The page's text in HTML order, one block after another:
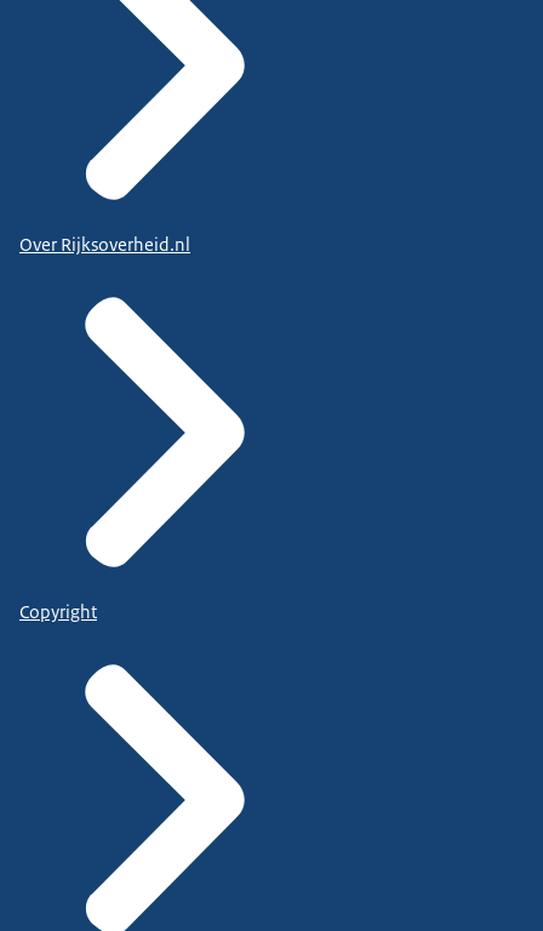
Over Rijksoverheid.nl
Copyright